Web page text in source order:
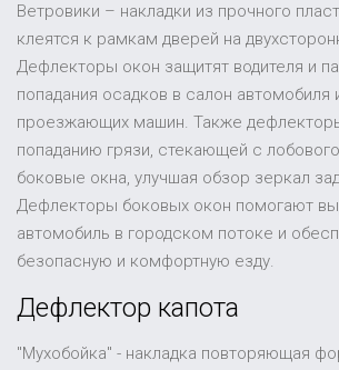
Ветровики – накладки из прочного
клеятся к рамкам дверей на
Дефлекторы окон защитят водителя и
попадания осадков в салон автомобиля
проезжающих машин. Также
попаданию грязи, стекающей с
боковые окна, улучшая обзор зеркал
Дефлекторы боковых окон помогают
автомобиль в городском потоке и
безопасную и комфортную езду.
Дефлектор капота
"Мухобойка" - накладка повторяющая